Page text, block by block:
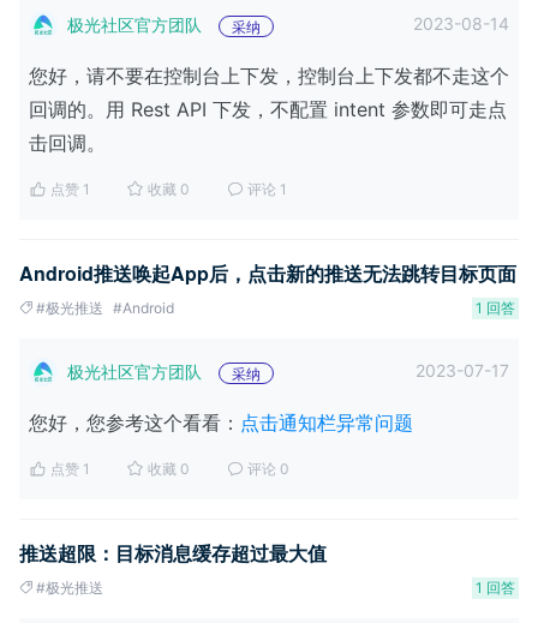
极光社区官方团队 采纳 2023-08-14
您好，请不要在控制台上下发，控制台上下发都不走这个
回调的。用 Rest API 下发，不配置 intent 参数即可走点
击回调。
点赞 1 收藏 0 评论 1
Android推送唤起App后，点击新的推送无法跳转目标页面
#极光推送 #Android 1 回答
极光社区官方团队 采纳 2023-07-17
您好，您参考这个看看： 点击通知栏异常问题
点赞 1 收藏 0 评论 0
推送超限：目标消息缓存超过最大值
#极光推送 1 回答